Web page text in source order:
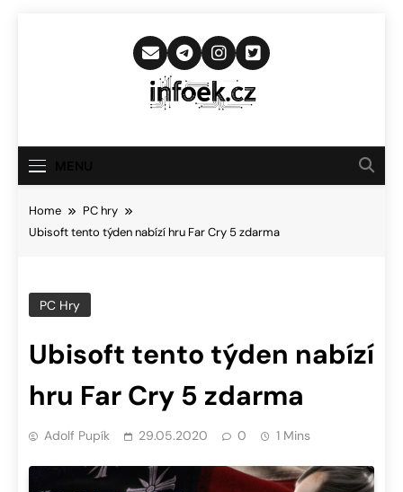
Infoek.cz
Novinkám
Home
PC hry
Ubisoft tento týden nabízí hru Far Cry 5 zdarma
PC Hry
Ubisoft tento týden nabízí
hru Far Cry 5 zdarma
Adolf Pupík 29.05.2020 0 1 Mins